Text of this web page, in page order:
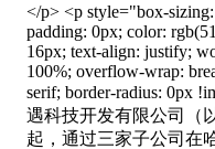
</p> <p style="box-
padding: 0px; color:
16px; text-align: justify;
100%; overflow-wrap:
serif; border-radius:
遇科技开发有限公司（
起，通过三家子公司在